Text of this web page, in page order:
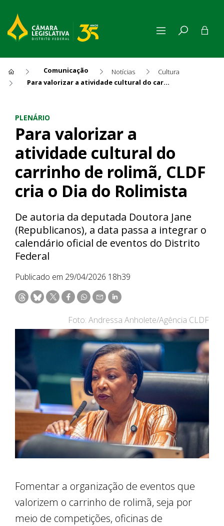
Comunicação Notícias
Cultura
Para valorizar a atividade cultural do carrinho de rolimã, CLDF cria o Dia do Rolimista
PLENÁRIO
Para valorizar a
atividade cultural do
carrinho de rolimã, CLDF
cria o Dia do Rolimista
De autoria da deputada Doutora Jane
(Republicanos), a data passa a integrar o
calendário oficial de eventos do Distrito
Federal
Publicado em 29/04/2026 18h39
Foto: Andressa Anholete/Agência CLDF
Fomentar a organização de eventos que
valorizem o carrinho de rolimã, seja por
meio de competições, oficinas de